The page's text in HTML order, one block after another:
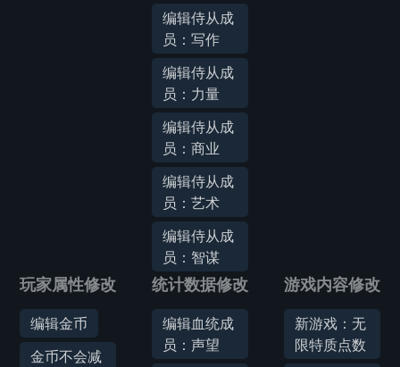
编辑侍从成
员：写作
编辑侍从成
员：力量
编辑侍从成
员：商业
编辑侍从成
员：艺术
编辑侍从成
员：智谋
玩家属性修改
编辑金币
金币不会减
统计数据修改
编辑血统成
员：声望
游戏内容修改
新游戏：无
限特质点数